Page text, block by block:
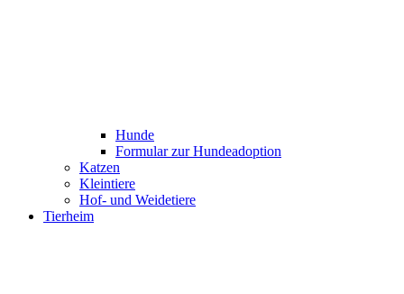
Hunde
Formular zur Hundeadoption
Katzen
Kleintiere
Hof- und Weidetiere
Tierheim